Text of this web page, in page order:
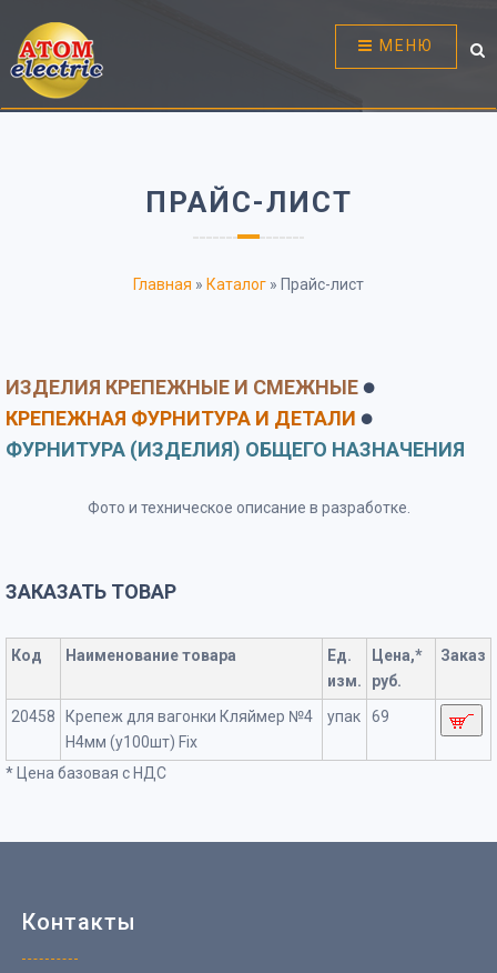
МЕНЮ
ПРАЙС-ЛИСТ
Главная » Каталог » Прайс-лист
ИЗДЕЛИЯ КРЕПЕЖНЫЕ И СМЕЖНЫЕ ⚫
КРЕПЕЖНАЯ ФУРНИТУРА И ДЕТАЛИ ⚫
ФУРНИТУРА (ИЗДЕЛИЯ) ОБЩЕГО НАЗНАЧЕНИЯ
Фото и техническое описание в разработке.
ЗАКАЗАТЬ ТОВАР
Код Наименование товара
Ед.
изм.
Цена,*
руб.
Заказ
20458
Крепеж для вагонки Кляймер №4
H4мм (у100шт) Fix
упак 69
* Цена базовая с НДС
Контакты